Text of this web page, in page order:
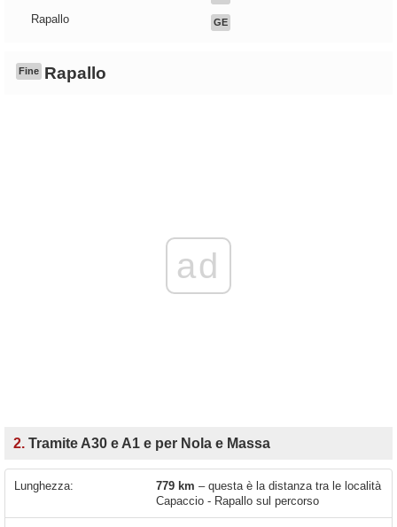
Rapallo GE
Fine Rapallo
ad
2. Tramite A30 e A1 e per Nola e Massa
Lunghezza: 779 km – questa è la distanza tra le località
Capaccio - Rapallo sul percorso